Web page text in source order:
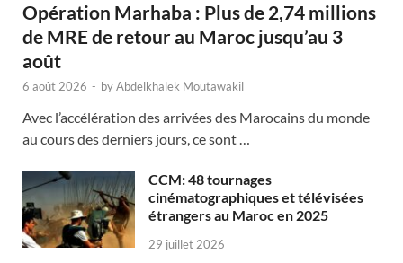
Opération Marhaba : Plus de 2,74 millions
de MRE de retour au Maroc jusqu’au 3
août
6 août 2026 - byAbdelkhalek Moutawakil
Avec l’accélération des arrivées des Marocains du monde
au cours des derniers jours, ce sont …
CCM: 48 tournages
cinématographiques et télévisées
étrangers au Maroc en 2025
29 juillet 2026